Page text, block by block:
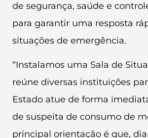
de segurança, saúde e
para garantir uma resposta
situações de emergência.
“Instalamos uma Sala de
reúne diversas instituições
Estado atue de forma
de suspeita de consumo de
principal orientação é que,